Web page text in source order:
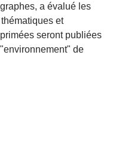
a évalué les
et
seront publiées
de